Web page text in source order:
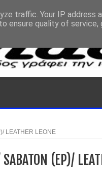
LEATHER LEONE
(EP)/
traffic. Your IP address
ensure quality of service,